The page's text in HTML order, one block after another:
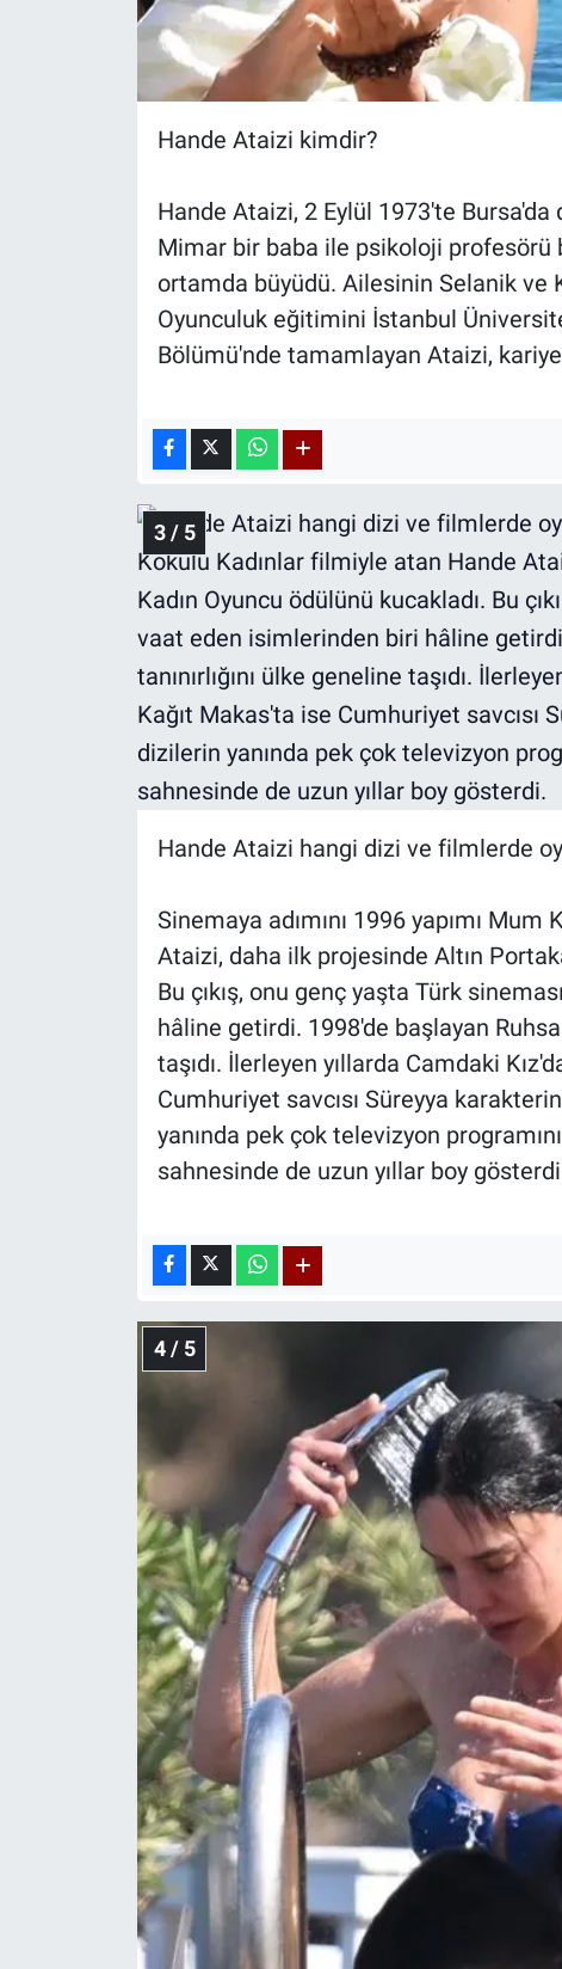
Hande Ataizi kimdir?
Hande Ataizi, 2 Eylül 1973'te Bursa'da
Mimar bir baba ile psikoloji profesörü
ortamda büyüdü. Ailesinin Selanik ve
Oyunculuk eğitimini İstanbul
Bölümü'nde tamamlayan Ataizi,
3 / 5
Hande Ataizi hangi dizi ve filmlerde
Sinemaya adımını 1996 yapımı
Ataizi, daha ilk projesinde Altın
Bu çıkış, onu genç yaşta Türk
hâline getirdi. 1998'de başlayan
taşıdı. İlerleyen yıllarda Camdaki
Cumhuriyet savcısı Süreyya
yanında pek çok televizyon
sahnesinde de uzun yıllar boy
4 / 5